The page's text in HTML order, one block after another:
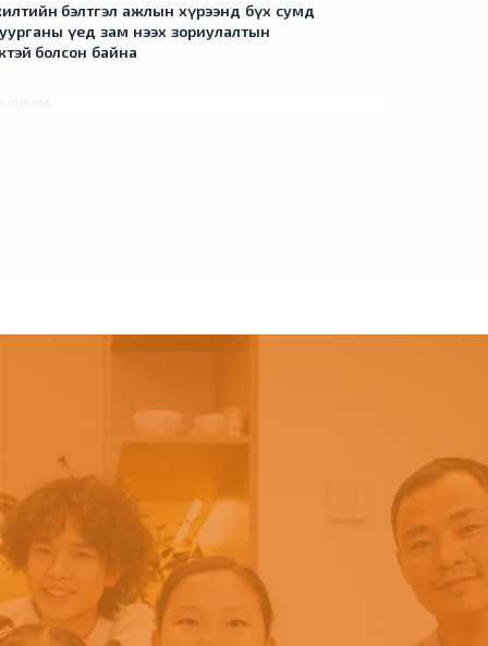
бэлтгэл ажлын хүрээнд бүх сумд
үед зам нээх зориулалтын
болсон байна
08/06